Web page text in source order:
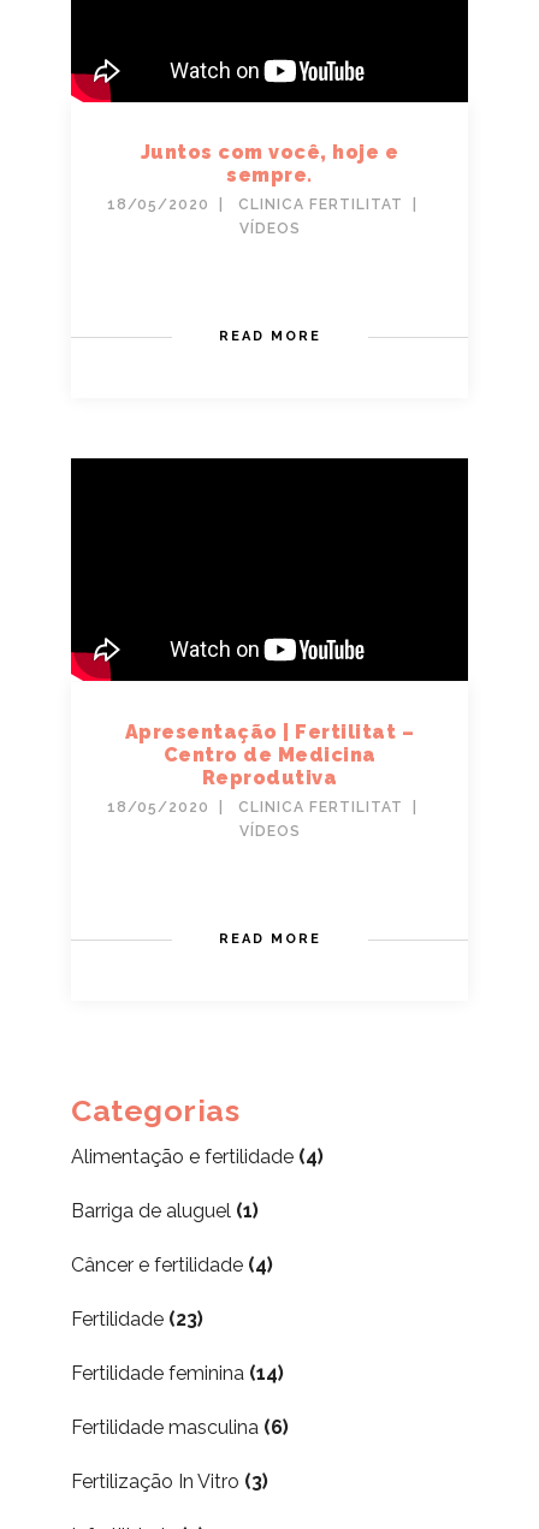
Juntos com você, hoje e
sempre.
18/05/2020
CLINICA FERTILITAT
VÍDEOS
READ MORE
Apresentação | Fertilitat –
Centro de Medicina
Reprodutiva
18/05/2020
CLINICA FERTILITAT
VÍDEOS
READ MORE
Categorias
Alimentação e fertilidade (4)
Barriga de aluguel (1)
Câncer e fertilidade (4)
Fertilidade (23)
Fertilidade feminina (14)
Fertilidade masculina (6)
Fertilização In Vitro (3)